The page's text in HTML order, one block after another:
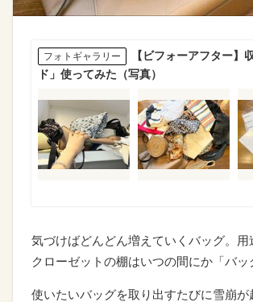
フォトギャラリー
【ビフォーアフター
ド」使ってみた（写真）
気づけばどんどん増えていくバッグ。
クローゼットの棚はいつの間にか「バッ
使いたいバッグを取り出すたびに雪崩